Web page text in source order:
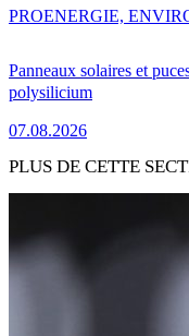
Panneaux solaires et
polysilicium
07.08.2026
PROENERGIE,
PLUS DE CETTE